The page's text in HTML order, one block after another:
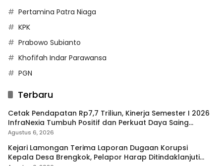
Pertamina Patra Niaga
KPK
Prabowo Subianto
Khofifah Indar Parawansa
PGN
Terbaru
Cetak Pendapatan Rp7,7 Triliun, Kinerja Semester I 2026
InfraNexia Tumbuh Positif dan Perkuat Daya Saing
Industri Digital
Agustus 6, 2026
Kejari Lamongan Terima Laporan Dugaan Korupsi
Kepala Desa Brengkok, Pelapor Harap Ditindaklanjuti